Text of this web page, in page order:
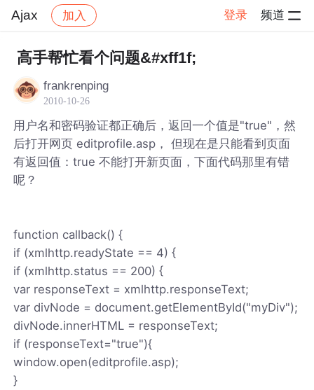
Ajax 加入 登录 频道
社区 Ajax 帖子详情
高手帮忙看个问题&#xff1f;
frankrenping
2010-10-26
用户名和密码验证都正确后，返回一个值是"true"，然
后打开网页 editprofile.asp， 但现在是只能看到页面
有返回值：true 不能打开新页面，下面代码那里有错
呢？
function callback() {
if (xmlhttp.readyState == 4) {
if (xmlhttp.status == 200) {
var responseText = xmlhttp.responseText;
var divNode = document.getElementById("myDiv");
divNode.innerHTML = responseText;
if (responseText="true"){
window.open(editprofile.asp);
}